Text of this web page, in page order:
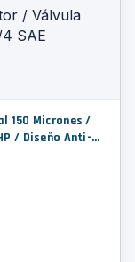
150 Micrones /
/ Diseño Anti-
Motor / Válvula